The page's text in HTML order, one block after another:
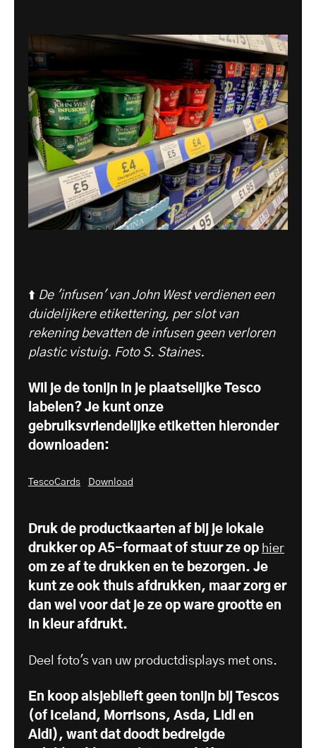
⬆️ De 'infusen' van John West verdienen een
duidelijkere etikettering, per slot van
rekening bevatten de infusen geen verloren
plastic vistuig. Foto S. Staines.
Wil je de tonijn in je plaatselijke Tesco
labelen? Je kunt onze
gebruiksvriendelijke etiketten hieronder
downloaden:
TescoCards Download
Druk de productkaarten af bij je lokale
drukker op A5-formaat of stuur ze op hier
om ze af te drukken en te bezorgen. Je
kunt ze ook thuis afdrukken, maar zorg er
dan wel voor dat je ze op ware grootte en
in kleur afdrukt.
Deel foto's van uw productdisplays met ons.
En koop alsjeblieft geen tonijn bij Tescos
(of Iceland, Morrisons, Asda, Lidl en
Aldi), want dat doodt bedreigde